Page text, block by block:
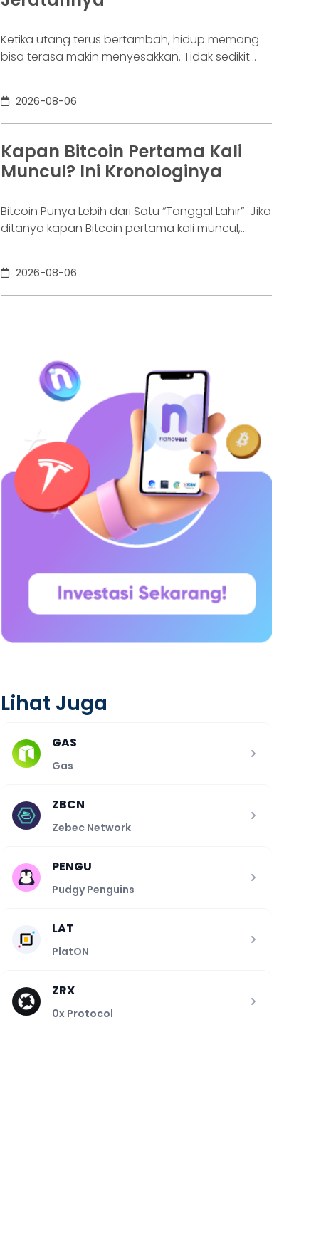
Ketika utang terus bertambah, hidup memang
bisa terasa makin menyesakkan. Tidak sedikit
kewajibannya, kondisi yang kita kenal sebagai
gagal bayar. Ini bukan masalah segelintir orang.
Mengutip laporan OJK dari dataindonesia.id,
angka kredit macet di industri fintech tercatat
naik ke 4,38% per Januari
2026-08-06
Kapan Bitcoin Pertama Kali
Muncul? Ini Kronologinya
Bitcoin Punya Lebih dari Satu “Tanggal Lahir” Jika
ditanya kapan Bitcoin pertama kali muncul,
yang lain mengatakan 2009. Keduanya tidak
sepenuhnya salah. Bitcoin pertama kali
jaringannya baru benar-benar mulai beroperasi
2026-08-06
Lihat Juga
GAS
Gas
ZBCN
Zebec Network
PENGU
Pudgy Penguins
LAT
PlatON
ZRX
0x Protocol